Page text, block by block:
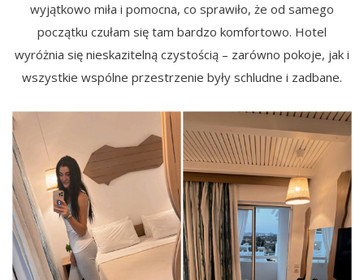
wyjątkowo miła i pomocna, co sprawiło, że od samego
początku czułam się tam bardzo komfortowo. Hotel
wyróżnia się nieskazitelną czystością – zarówno pokoje, jak i
wszystkie wspólne przestrzenie były schludne i zadbane.